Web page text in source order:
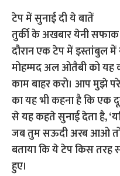
टेप में सुनाई दी ये बातें
तुर्की के अखबार येनी
दौरान एक टेप में इस्तांबुल
मोहम्मद अल ओतैबी को यह
काम बाहर करो। आप मुझे
का यह भी कहना है कि एक
से यह कहते सुनाई देता है,
जब तुम सऊदी अरब आओ तो
बताया कि ये टेप किस
हुए।